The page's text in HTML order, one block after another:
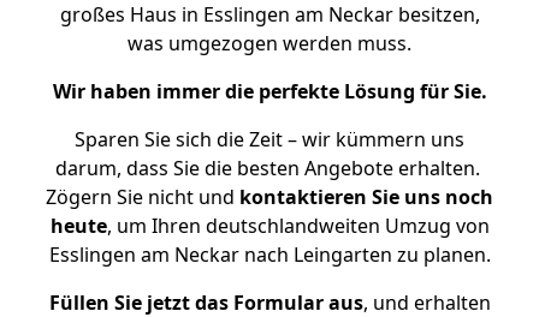
großes Haus in Esslingen am Neckar besitzen,
was umgezogen werden muss.
Wir haben immer die perfekte Lösung für Sie.
Sparen Sie sich die Zeit – wir kümmern uns
darum, dass Sie die besten Angebote erhalten.
Zögern Sie nicht und kontaktieren Sie uns noch
heute, um Ihren deutschlandweiten Umzug von
Esslingen am Neckar nach Leingarten zu planen.
Füllen Sie jetzt das Formular aus, und erhalten